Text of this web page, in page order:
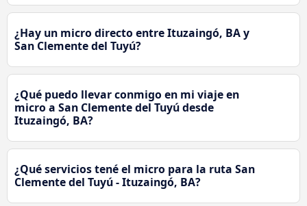
¿Hay un micro directo entre Ituzaingó, BA y
San Clemente del Tuyú?
¿Qué puedo llevar conmigo en mi viaje en
micro a San Clemente del Tuyú desde
Ituzaingó, BA?
¿Qué servicios tené el micro para la ruta San
Clemente del Tuyú - Ituzaingó, BA?